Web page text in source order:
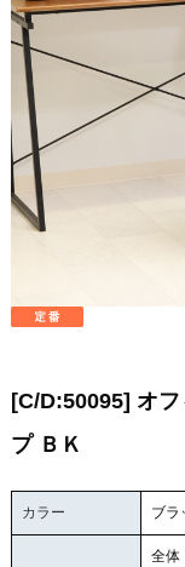
[C/D:50095] オ
プ ＢＫ
カラー ブラ
全体